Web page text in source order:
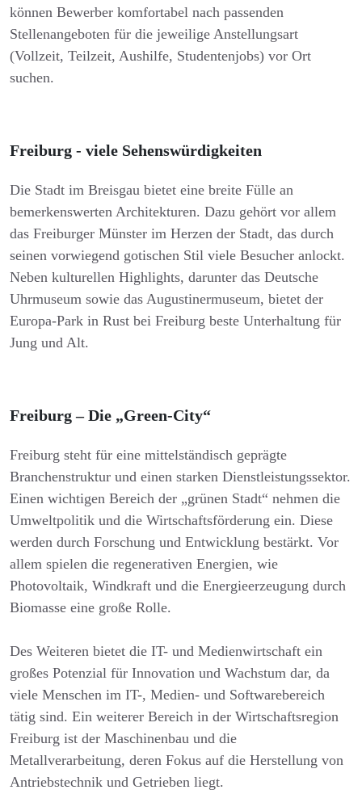
können Bewerber komfortabel nach passenden
Stellenangeboten für die jeweilige Anstellungsart
(Vollzeit, Teilzeit, Aushilfe, Studentenjobs) vor Ort
suchen.
Freiburg - viele Sehenswürdigkeiten
Die Stadt im Breisgau bietet eine breite Fülle an
bemerkenswerten Architekturen. Dazu gehört vor allem
das Freiburger Münster im Herzen der Stadt, das durch
seinen vorwiegend gotischen Stil viele Besucher anlockt.
Neben kulturellen Highlights, darunter das Deutsche
Uhrmuseum sowie das Augustinermuseum, bietet der
Europa-Park in Rust bei Freiburg beste Unterhaltung für
Jung und Alt.
Freiburg – Die „Green-City“
Freiburg steht für eine mittelständisch geprägte
Branchenstruktur und einen starken Dienstleistungssektor.
Einen wichtigen Bereich der „grünen Stadt“ nehmen die
Umweltpolitik und die Wirtschaftsförderung ein. Diese
werden durch Forschung und Entwicklung bestärkt. Vor
allem spielen die regenerativen Energien, wie
Photovoltaik, Windkraft und die Energieerzeugung durch
Biomasse eine große Rolle.
Des Weiteren bietet die IT- und Medienwirtschaft ein
großes Potenzial für Innovation und Wachstum dar, da
viele Menschen im IT-, Medien- und Softwarebereich
tätig sind. Ein weiterer Bereich in der Wirtschaftsregion
Freiburg ist der Maschinenbau und die
Metallverarbeitung, deren Fokus auf die Herstellung von
Antriebstechnik und Getrieben liegt.